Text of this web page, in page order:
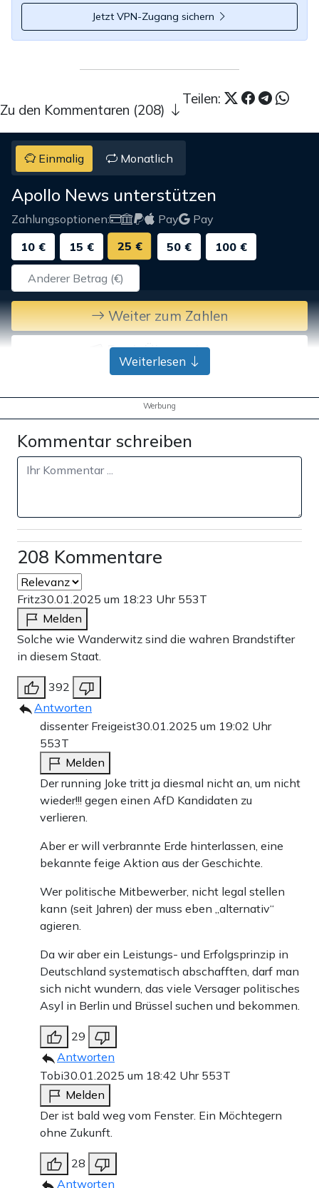
Jetzt VPN-Zugang sichern
Teilen:
Zu den Kommentaren (208)
Einmalig Monatlich
Apollo News unterstützen
Zahlungsoptionen: Pay
Pay
10 €
15 € 25 € 50 € 100 €
Weiter zum Zahlen
Bank-Überweisung
Weiterlesen
Werbung
Kommentar schreiben
208 Kommentare
Fritz30.01.2025 um 18:23 Uhr 553T
Melden
Solche wie Wanderwitz sind die wahren Brandstifter
in diesem Staat.
392
Antworten
dissenter Freigeist30.01.2025 um 19:02 Uhr
553T
Melden
Der running Joke tritt ja diesmal nicht an, um nicht
wieder!!! gegen einen AfD Kandidaten zu
verlieren.
Aber er will verbrannte Erde hinterlassen, eine
bekannte feige Aktion aus der Geschichte.
Wer politische Mitbewerber, nicht legal stellen
kann (seit Jahren) der muss eben „alternativ“
agieren.
Da wir aber ein Leistungs- und Erfolgsprinzip in
Deutschland systematisch abschafften, darf man
sich nicht wundern, das viele Versager politisches
Asyl in Berlin und Brüssel suchen und bekommen.
29
Antworten
Tobi30.01.2025 um 18:42 Uhr 553T
Melden
Der ist bald weg vom Fenster. Ein Möchtegern
ohne Zukunft.
28
Antworten